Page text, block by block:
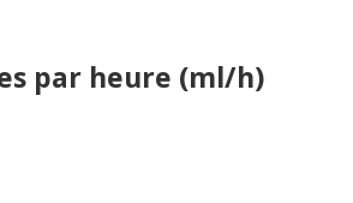
par heure (ml/h)